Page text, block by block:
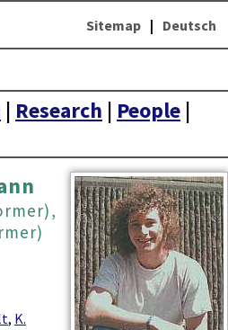
Sitemap | Deutsch
| Research | People |
, K.